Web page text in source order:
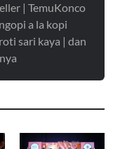
| TemuKonco
a la kopi
sari kaya | dan